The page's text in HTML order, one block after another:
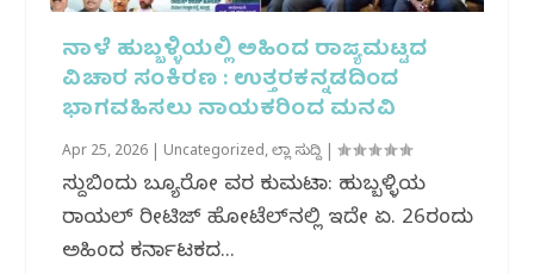
ನಾಳೆ ಹುಬ್ಬಳ್ಳಿಯಲ್ಲಿ ಅಹಿಂದ ರಾಜ್ಯಮಟ್ಟದ
ವಿಚಾರ ಸಂಕಿರಣ : ಉತ್ತರಕನ್ನಡದಿಂದ
ಭಾಗವಹಿಸಲು ನಾಯಕರಿಂದ ಮನವಿ
Apr 25, 2026 Uncategorized,ಜಿಲ್ಲಾ ಸುದ್ದಿ |
ಸುದ್ದಿಬಿಂದು ಬ್ಯೂರೋ ವರದಿ ಕುಮಟಾ: ಹುಬ್ಬಳ್ಳಿಯ
ರಾಯಲ್ ರೀಟಿಜ್ ಹೋಟೆಲ್‌ನಲ್ಲಿ ಇದೇ ಏ. 26ರಂದು
ಅಹಿಂದ ಕರ್ನಾಟಕದ...